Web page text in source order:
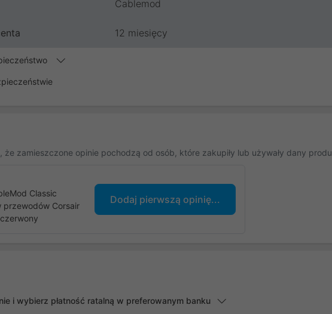
Cablemod
12 miesięcy
że zamieszczone opinie pochodzą od osób, które zakupiły lub używały dany
Classic
przewodów Corsair
Dodaj pierwszą opinię...
i wybierz płatność ratalną w preferowanym banku